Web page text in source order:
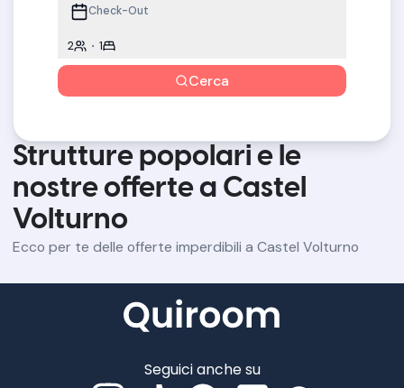
2 1
Cerca
Strutture popolari e le
nostre offerte a Castel
Volturno
Ecco per te delle offerte imperdibili a Castel Volturno
Seguici anche su